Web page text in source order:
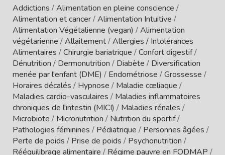
Addictions /Alimentation en pleine conscience /
Alimentation et cancer/Alimentation Intuitive /
Alimentation Végétalienne (vegan) /Alimentation
végétarienne /Allaitement/Allergies / Intolérances
Alimentaires /Chirurgie bariatrique /Confort digestif/
Dénutrition / Dermonutrition / Diabète / Diversification
menée par l'enfant (DME) / Endométriose /Grossesse /
Horaires décalés / Hypnose / Maladie cœliaque /
Maladies cardio-vasculaires / Maladies inflammatoires
chroniques de l'intestin (MICI) / Maladies rénales /
Microbiote / Micronutrition / Nutrition du sportif/
Pathologies féminines / Pédiatrique / Personnes âgées /
Perte de poids / Prise de poids / Psychonutrition /
Rééquilibrage alimentaire / Régime pauvre en FODMAP /